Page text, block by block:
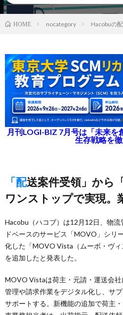
HOME nocategory Hacobuの
月刊LOGI-BIZ 7月号は「未来を
生存戦略を
「配送案件受領」から「配送計画作成」を
ワンストップで実現。
Hacobu（ハコブ）は12月12日、物
ドベースのサービス「MOVO」シリ
化した「MOVO Vista（ムーボ・ヴ
を追加したと発表した。
MOVO Vistaは荷主・元請・運送会
管理や請求作業をデジタル化し、サ
サポートする。新機能の追加で荷主